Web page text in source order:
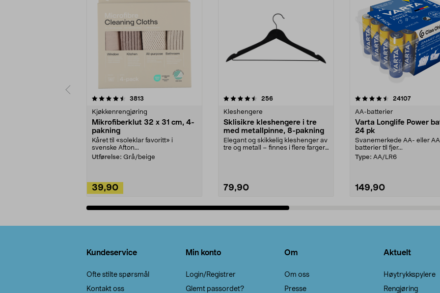
3813
Kjøkkenrengjøring
Mikrofiberklut 32 x 31 cm, 4-
pakning
Kåret til «soleklar favoritt» i
svenske Afton...
Utførelse: Grå/beige
39,90
4.5av 5 stjerner 256anmeldelser
Kleshengere
Sklisikre kleshengere i tre
med metallpinne, 8-pakning
Elegant og skikkelig kleshenger av
tre og metall – finnes i flere farger.
79,90
4.5av 5 stjerner 24107
AA-batterier
Varta Longlife Power
24 pk
Svanemerkede AA- eller
batterier til fjer...
Type: AA/LR6
149,90
4.5av 5 stjerner
Kundeservice
Ofte stilte spørsmål
Kontakt oss
Min konto
Login/Registrer
Glemt passordet?
Om
Om oss
Presse
Aktuelt
Høytrykkspylere
Rengjøring